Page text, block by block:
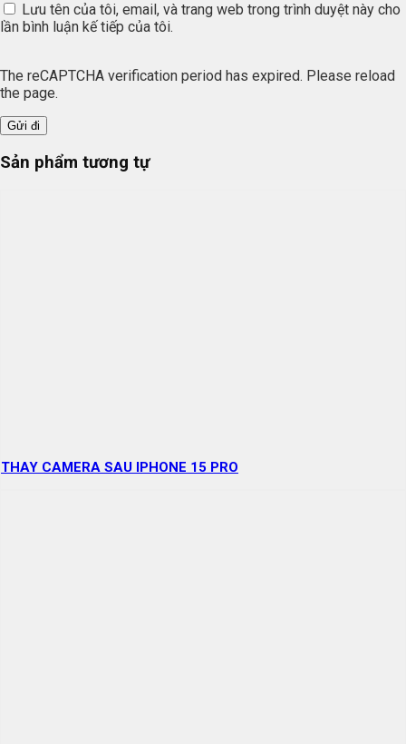
Lưu tên của tôi, email, và trang web trong trình duyệt này cho
lần bình luận kế tiếp của tôi.
The reCAPTCHA verification period has expired. Please reload
the page.
Sản phẩm tương tự
THAY CAMERA SAU IPHONE 15 PRO